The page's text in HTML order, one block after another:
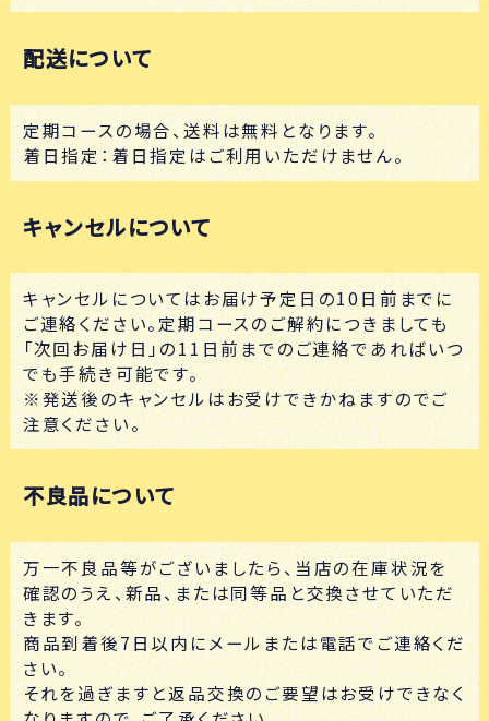
配送について
定期コースの場合、送料は無料となります。
着日指定：着日指定はご利用いただけません。
キャンセルについて
キャンセルについてはお届け予定日の10日前までに
ご連絡ください。定期コースのご解約につきましても
「次回お届け日」の11日前までのご連絡であればいつ
でも手続き可能です。
※発送後のキャンセルはお受けできかねますのでご
注意ください。
不良品について
万一不良品等がございましたら、当店の在庫状況を
確認のうえ、新品、または同等品と交換させていただ
きます。
商品到着後7日以内にメールまたは電話でご連絡くだ
さい。
それを過ぎますと返品交換のご要望はお受けできなく